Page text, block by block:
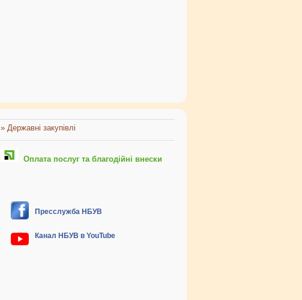
» Державні закупівлі
Оплата послуг та благодійні внески
Пресслужба НБУВ
Канал НБУВ в YouTube